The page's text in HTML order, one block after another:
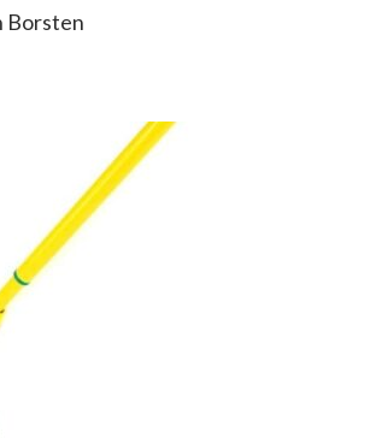
Borsten